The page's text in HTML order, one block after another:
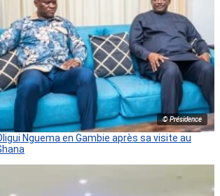
© Présidence
Nguema en Gambie après sa visite au